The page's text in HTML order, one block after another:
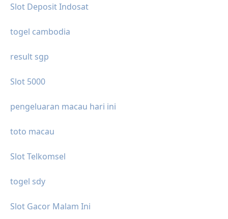
Slot Deposit Indosat
togel cambodia
result sgp
Slot 5000
pengeluaran macau hari ini
toto macau
Slot Telkomsel
togel sdy
Slot Gacor Malam Ini